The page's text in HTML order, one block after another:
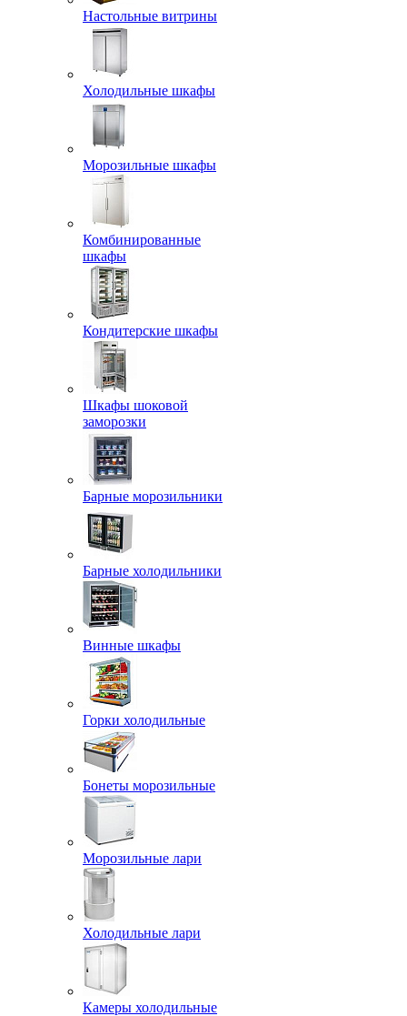
Настольные витрины
Холодильные шкафы
Морозильные шкафы
Комбинированные
шкафы
Кондитерские шкафы
Шкафы шоковой
заморозки
Барные морозильники
Барные холодильники
Винные шкафы
Горки холодильные
Бонеты морозильные
Морозильные лари
Холодильные лари
Камеры холодильные